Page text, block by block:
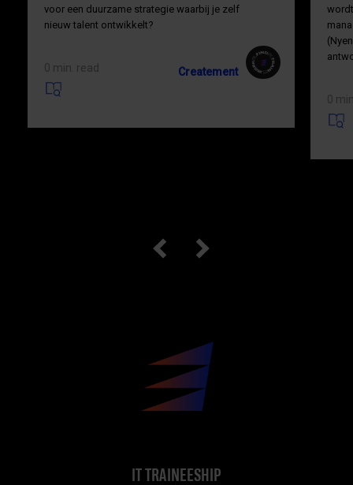
voor een duurzame strategie waarbij je zelf
nieuw talent ontwikkelt?
0 min. read Createment
0
IT TRAINEESHIP